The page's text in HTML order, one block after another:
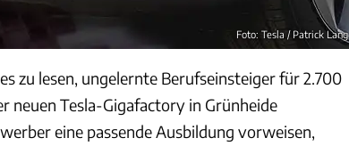
Foto: Tesla / Patrick Lang
zu lesen, ungelernte Berufseinsteiger für 2.700
neuen Tesla-Gigafactory in Grünheide
eine passende Ausbildung vorweisen,